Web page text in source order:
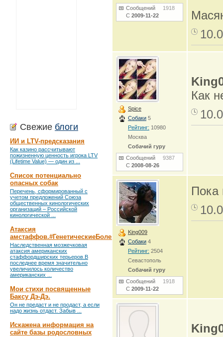
Свежие блоги
ИИ и LTV-предсказания
Как казино рассчитывают
пожизненную ценность игрока LTV
(Lifetime Value) — один из ...
Список потенциально
опасных собак
Перечень, сформированный с
учетом предложений Союза
общественных кинологических
организаций – Российской
кинологической ...
Атаксия
амстаффов.#ГенетическиеБолезни
Наследственная мозжечковая
атаксия американских
стаффордширских терьеров.В
последнее время значительно
увеличилось количество
американских ...
Мои стихи посвященные
Баксу Дэ-Дэ.
Он не предаст и не продаст, а если
надо жизнь отдаст. Забыв ...
Искажена информация на
сайте базы родословных
Сообщений 1918
С 2009-11-22
Spice
Собаки 5
Рейтинг: 10980
Москва
Собачий гуру
Сообщений 9387
С 2008-08-26
Как
King009
Собаки 4
Рейтинг: 2504
Севастополь
Собачий гуру
Сообщений 1918
С 2009-11-22
Пока